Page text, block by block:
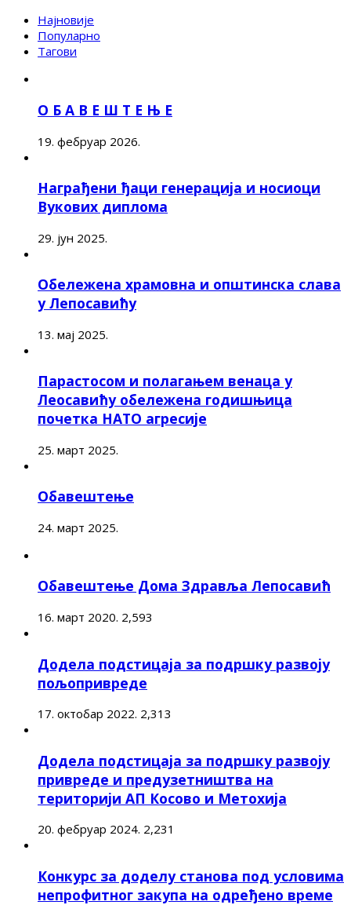
Најновије
Популарно
Тагови
О Б А В Е Ш Т Е Њ Е
19. фебруар 2026.
Награђени ђаци генерација и носиоци
Вукових диплома
29. јун 2025.
Обележена храмовна и општинска слава
у Лепосавићу
13. мај 2025.
Парастосом и полагањем венаца у
Леосавићу обележена годишњица
почетка НАТО агресије
25. март 2025.
Обавештење
24. март 2025.
Обавештење Дома Здравља Лепосавић
16. март 2020. 2,593
Додела подстицаја за подршку развоју
пољопривреде
17. октобар 2022. 2,313
Додела подстицаја за подршку развоју
привреде и предузетништва на
територији АП Косово и Метохија
20. фебруар 2024. 2,231
Конкурс за доделу станова под условима
непрофитног закупа на одређено време